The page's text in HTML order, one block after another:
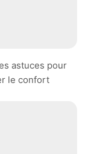
astuces pour
le confort